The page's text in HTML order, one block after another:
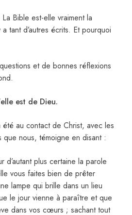
Bible est-elle vraiment la
tant d’autres écrits. Et pourquoi
et de bonnes réflexions
est de Dieu.
été au contact de Christ, avec les
que nous, témoigne en disant :
d’autant plus certaine la parole
vous faites bien de prêter
lampe qui brille dans un lieu
le jour vienne à paraître et que
dans vos cœurs ; sachant tout